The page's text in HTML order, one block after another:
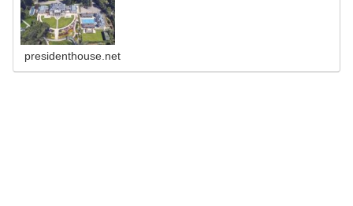
presidenthouse.net